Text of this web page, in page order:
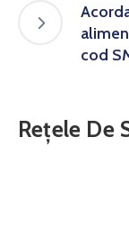
cod
Rețele De